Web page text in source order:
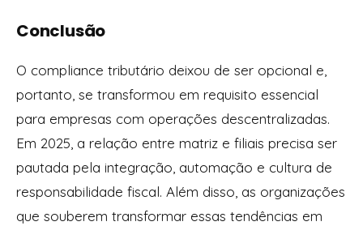
Conclusão
O compliance tributário deixou de ser opcional e,
portanto, se transformou em requisito essencial
para empresas com operações descentralizadas.
Em 2025, a relação entre matriz e filiais precisa ser
pautada pela integração, automação e cultura de
responsabilidade fiscal. Além disso, as organizações
que souberem transformar essas tendências em